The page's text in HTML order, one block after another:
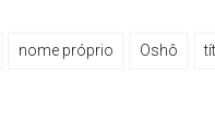
nome próprio Oshô